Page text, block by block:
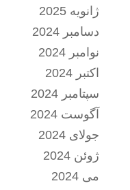
ژانویه 2025
دسامبر 2024
نوامبر 2024
اکتبر 2024
سپتامبر 2024
آگوست 2024
جولای 2024
ژوئن 2024
می 2024